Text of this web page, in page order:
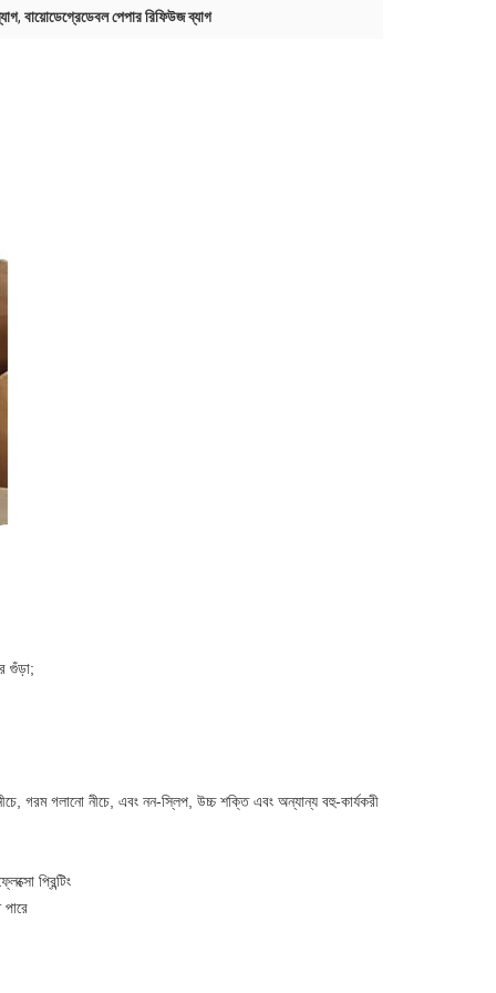
, বায়োডেগ্রেডেবল পেপার রিফিউজ ব্যাগ
গুঁড়া;
গরম গলানো নীচে, এবং নন-স্লিপ, উচ্চ শক্তি এবং অন্যান্য বহু-কার্যকরী
প্রিন্টিং